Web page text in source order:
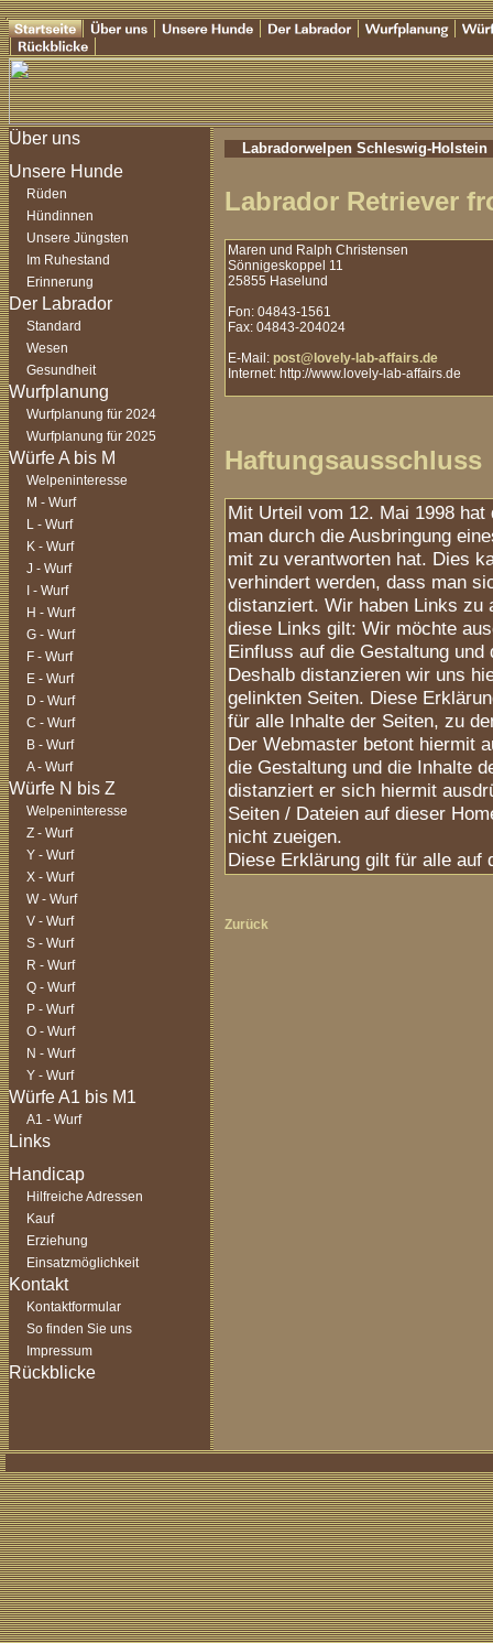
Rüden
Hündinnen
Unsere Jüngsten
Im Ruhestand
Erinnerung
Standard
Wesen
Gesundheit
Wurfplanung für 2024
Wurfplanung für 2025
Welpeninteresse
M - Wurf
L - Wurf
K - Wurf
J - Wurf
I - Wurf
H - Wurf
G - Wurf
F - Wurf
E - Wurf
D - Wurf
C - Wurf
B - Wurf
A - Wurf
Welpeninteresse
Z - Wurf
Y - Wurf
X - Wurf
W - Wurf
V - Wurf
S - Wurf
R - Wurf
Q - Wurf
P - Wurf
O - Wurf
N - Wurf
Y - Wurf
A1 - Wurf
Hilfreiche Adressen
Kauf
Erziehung
Einsatzmöglichkeit
Kontaktformular
So finden Sie uns
Impressum
Labradorwelpen Schleswig-Holstein
Labrador Retriever
Maren und Ralph Christensen
Sönnigeskoppel 11
25855 Haselund
Fon: 04843-1561
Fax: 04843-204024
E-Mail: post@lovely-lab-affairs.de
Internet: http://www.lovely-lab-affairs.de
Haftungsausschluss
Mit Urteil vom 12. Mai 1998
man durch die Ausbringung
mit zu verantworten hat. Dies
verhindert werden, dass man
distanziert. Wir haben Links zu
diese Links gilt: Wir möchte
Einfluss auf die Gestaltung
Deshalb distanzieren wir uns
gelinkten Seiten. Diese
für alle Inhalte der Seiten, zu
Der Webmaster betont hiermit
die Gestaltung und die Inhalte
distanziert er sich hiermit
Seiten / Dateien auf dieser
nicht zueigen.
Diese Erklärung gilt für alle auf
Zurück